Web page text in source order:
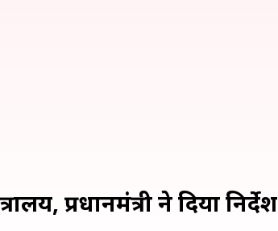
प्रधानमंत्री ने दिया निर्देश